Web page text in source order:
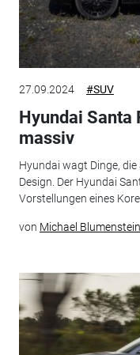
27.09.2024 #SUV
Hyundai Santa
massiv
Hyundai wagt Dinge,
Design. Der Hyundai
Vorstellungen eines
von Michael Blumenstein